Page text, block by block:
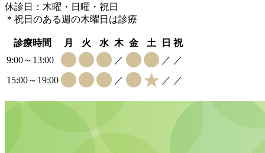
休診日：木曜・日曜・祝日
＊祝日のある週の木曜日は診療
診療時間 月 火 水 木 金 土 日 祝
9:00～13:00
／ ／ ／
15:00～19:00
／ ／ ／